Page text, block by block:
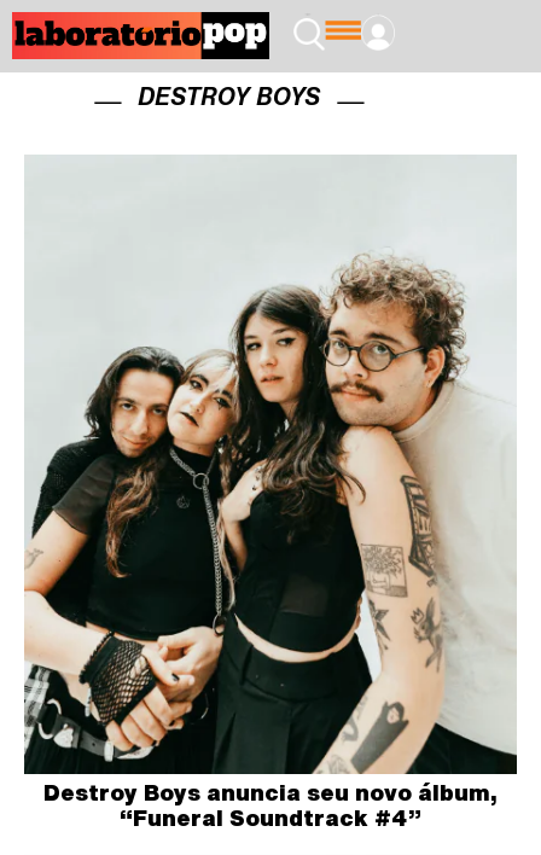
DESTROY BOYS
Destroy Boys anuncia seu novo álbum,
“Funeral Soundtrack #4”